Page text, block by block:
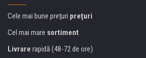
Cele mai bune preţuri preţuri
Cel mai mare sortiment
Livrare rapidă (48-72 de ore)